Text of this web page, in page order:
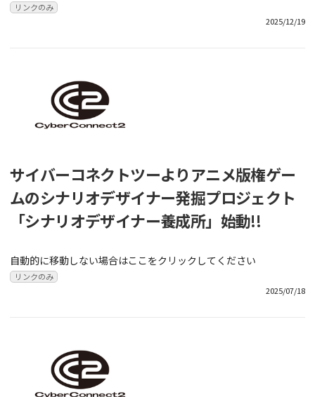
リンクのみ
2025/12/19
サイバーコネクトツーよりアニメ版権ゲー
ムのシナリオデザイナー発掘プロジェクト
「シナリオデザイナー養成所」始動!!
自動的に移動しない場合はここをクリックしてください
リンクのみ
2025/07/18